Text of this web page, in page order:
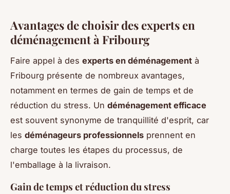
Avantages de choisir des experts en
déménagement à Fribourg
Faire appel à des experts en déménagement à
Fribourg présente de nombreux avantages,
notamment en termes de gain de temps et de
réduction du stress. Un déménagement efficace
est souvent synonyme de tranquillité d'esprit, car
les déménageurs professionnels prennent en
charge toutes les étapes du processus, de
l'emballage à la livraison.
Gain de temps et réduction du stress